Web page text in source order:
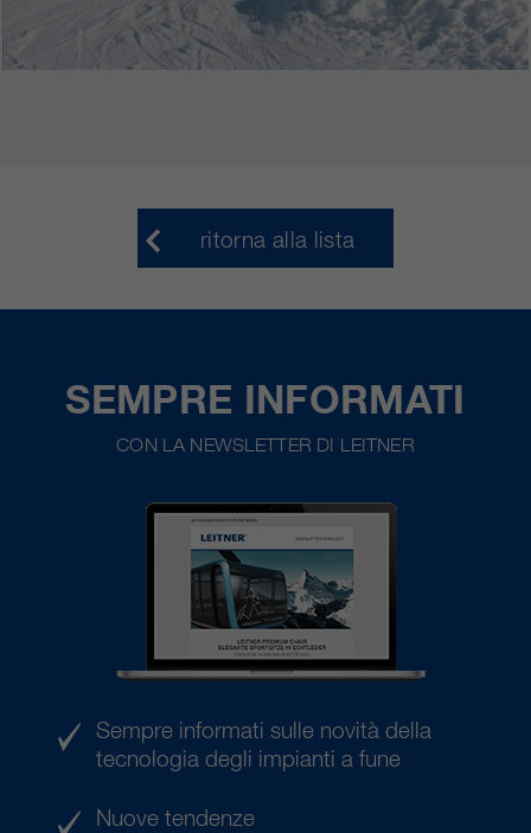
ritorna alla lista
SEMPRE INFORMATI
CON LA NEWSLETTER DI LEITNER
Sempre informati sulle novità della
tecnologia degli impianti a fune
Nuove tendenze